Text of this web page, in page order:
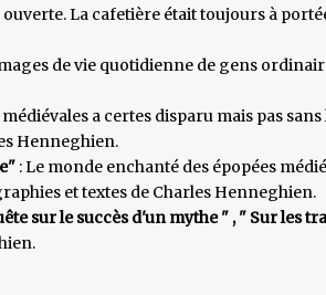
La cafetière était toujours à
de vie quotidienne de gens
a certes disparu mais pas
Henneghien.
: Le monde enchanté des épopées
et textes de Charles Henneghien.
sur le succès d'un mythe " , " Sur les